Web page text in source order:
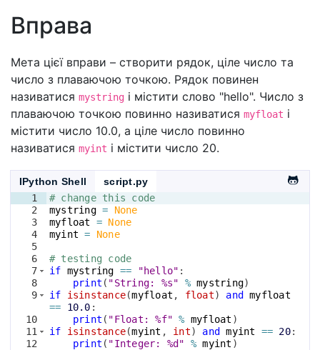
Вправа
Мета цієї вправи – створити рядок, ціле число та
число з плаваючою точкою. Рядок повинен
називатися mystring і містити слово "hello". Число з
плаваючою точкою повинно називатися myfloat і
містити число 10.0, а ціле число повинно
називатися myint і містити число 20.
IPython Shell
script.py
1
2
3
4
5
6
7
8
9
10
11
12
# change this code
mystring =
None
myfloat
= None
myint = None
# testing code
if mystring == "hello" :
print ( "String: %s" % mystring)
if
isinstance(myfloat , float) and
myfloat
==
10.0 :
print ( "Float: %f" % myfloat )
if
isinstance(myint , int) and myint == 20:
print ( "Integer: %d" % myint )